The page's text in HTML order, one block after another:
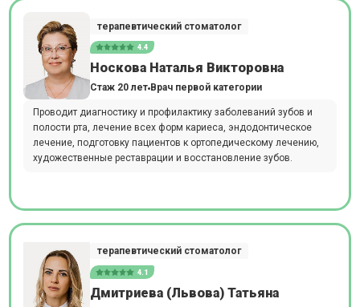
терапевтический стоматолог
4.4
Носкова Наталья Викторовна
Стаж 20 лет Врач первой категории
Проводит диагностику и профилактику заболеваний зубов и
полости рта, лечение всех форм кариеса, эндодонтическое
лечение, подготовку пациентов к ортопедическому лечению,
художественные реставрации и восстановление зубов.
терапевтический стоматолог
4.1
Дмитриева (Львова) Татьяна